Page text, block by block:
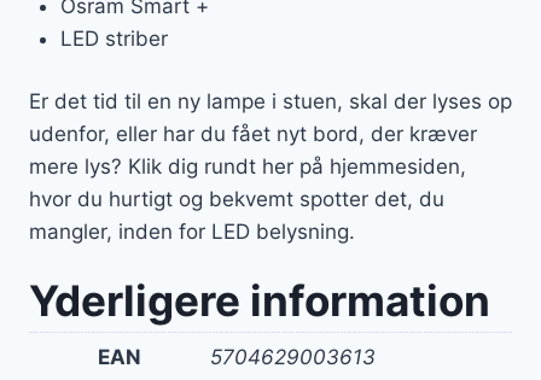
Osram Smart +
LED striber
Er det tid til en ny lampe i stuen, skal der lyses op
udenfor, eller har du fået nyt bord, der kræver
mere lys? Klik dig rundt her på hjemmesiden,
hvor du hurtigt og bekvemt spotter det, du
mangler, inden for LED belysning.
Yderligere information
EAN 5704629003613